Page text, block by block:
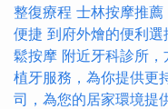
整復療程 士林按摩推薦
便捷 到府外燴的便利選
鬆按摩 附近牙科診所
植牙服務，為你提供更
司，為您的居家環境提